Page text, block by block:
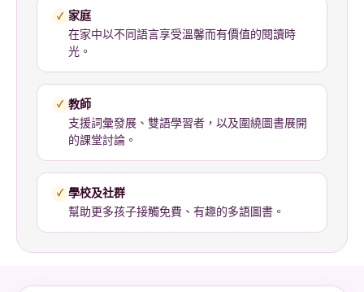
✓ 家庭
在家中以不同語言享受溫馨而有價值的閱讀時
光。
✓ 教師
支援詞彙發展、雙語學習者，以及圍繞圖書展開
的課堂討論。
✓ 學校及社群
幫助更多孩子接觸免費、有趣的多語圖書。